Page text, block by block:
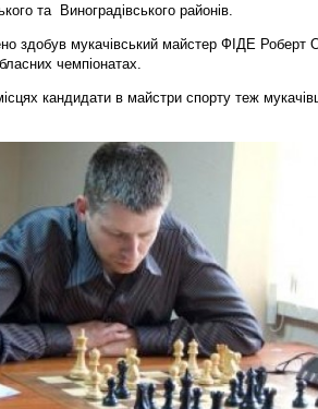
та Виноградівського районів.
здобув мукачівський майстер ФІДЕ
чемпіонатах.
кандидати в майстри спорту теж